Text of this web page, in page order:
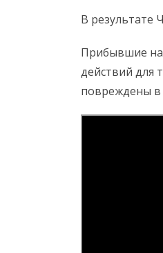
В результате
Прибывшие на
действий для
повреждены в